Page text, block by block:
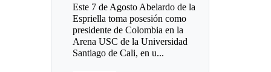
Este 7 de Agosto Abelardo de la
Espriella toma posesión como
presidente de Colombia en la
Arena USC de la Universidad
Santiago de Cali, en u...